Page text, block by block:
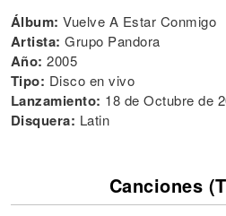
Álbum: Vuelve A Estar Conmigo
Artista: Grupo Pandora
Año: 2005
Tipo: Disco en vivo
Lanzamiento: 18 de Octubre de
Disquera: Latin
Canciones